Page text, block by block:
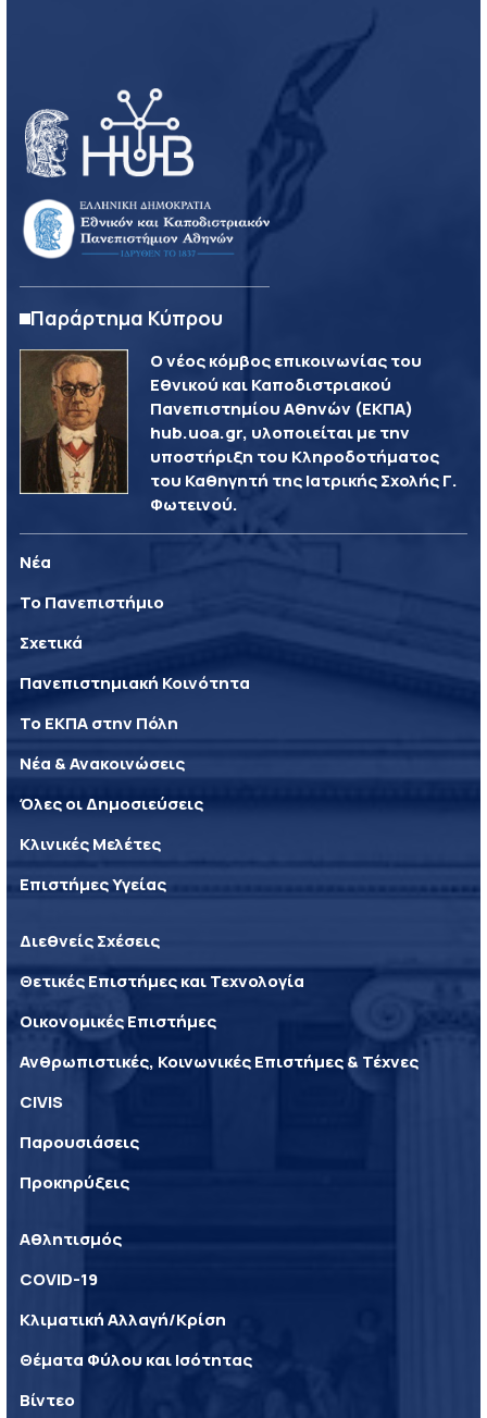
Παράρτημα Κύπρου
Ο νέος κόμβος επικοινωνίας του
Εθνικού και Καποδιστριακού
Πανεπιστημίου Αθηνών (ΕΚΠΑ)
hub.uoa.gr, υλοποιείται με την
υποστήριξη του Κληροδοτήματος
του Καθηγητή της Ιατρικής Σχολής Γ.
Φωτεινού.
Νέα
Το Πανεπιστήμιο
Σχετικά
Πανεπιστημιακή Κοινότητα
Το ΕΚΠΑ στην Πόλη
Νέα & Ανακοινώσεις
Όλες οι Δημοσιεύσεις
Κλινικές Μελέτες
Επιστήμες Υγείας
Διεθνείς Σχέσεις
Θετικές Επιστήμες και Τεχνολογία
Οικονομικές Επιστήμες
Ανθρωπιστικές, Κοινωνικές Επιστήμες & Τέχνες
CIVIS
Παρουσιάσεις
Προκηρύξεις
Αθλητισμός
COVID-19
Κλιματική Αλλαγή/Κρίση
Θέματα Φύλου και Ισότητας
Βίντεο